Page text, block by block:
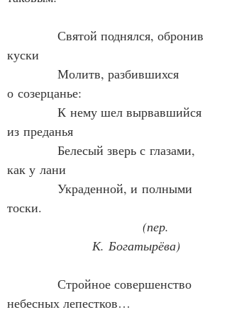
Святой поднялся, обронив
куски
Молитв, разбившихся
о созерцанье:
К нему шел вырвавшийся
из преданья
Белесый зверь с глазами,
как у лани
Украденной, и полными
тоски.
(пер.
К. Богатырёва)
Стройное совершенство
небесных лепестков…